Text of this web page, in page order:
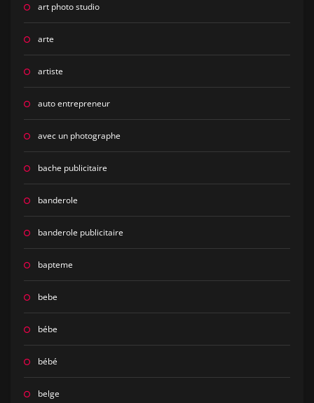
art photo studio
arte
artiste
auto entrepreneur
avec un photographe
bache publicitaire
banderole
banderole publicitaire
bapteme
bebe
bébe
bébé
belge